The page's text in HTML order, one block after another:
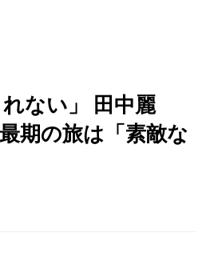
ない」 田中麗
期の旅は「素敵な